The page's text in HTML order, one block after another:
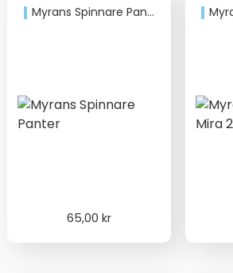
Myrans Spinnare Panter
65,00kr